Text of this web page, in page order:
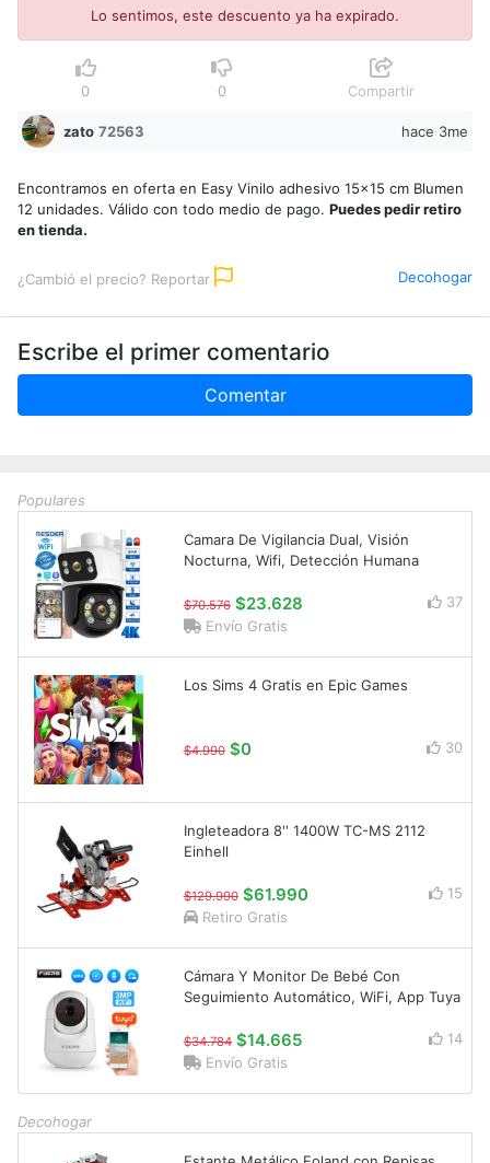
Lo sentimos, este descuento ya ha expirado.
0 0 Compartir
zato 72563 hace 3me
Encontramos en oferta en Easy Vinilo adhesivo 15x15 cm Blumen
12 unidades. Válido con todo medio de pago. Puedes pedir retiro
en tienda.
¿Cambió el precio? Reportar Decohogar
Escribe el primer comentario
Comentar
Populares
Camara De Vigilancia Dual, Visión
Nocturna, Wifi, Detección Humana
$70.576 $23.628
37
Envío Gratis
Los Sims 4 Gratis en Epic Games
$4.990 $0 30
Ingleteadora 8'' 1400W TC-MS 2112
Einhell
$129.990 $61.990
15
Retiro Gratis
Cámara Y Monitor De Bebé Con
Seguimiento Automático, WiFi, App Tuya
$34.784 $14.665
14
Envío Gratis
Decohogar